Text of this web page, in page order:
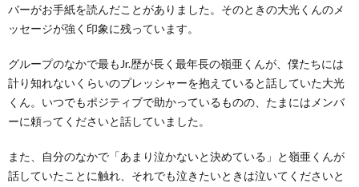
バーがお手紙を読んだことがありました。そのときの大光くんのメ
ッセージが強く印象に残っています。
グループのなかで最もJr.歴が長く最年長の嶺亜くんが、僕たちには
計り知れないくらいのプレッシャーを抱えていると話していた大光
くん。いつでもポジティブで助かっているものの、たまにはメンバ
ーに頼ってくださいと話していました。
また、自分のなかで「あまり泣かないと決めている」と嶺亜くんが
話していたことに触れ、それでも泣きたいときは泣いてくださいと